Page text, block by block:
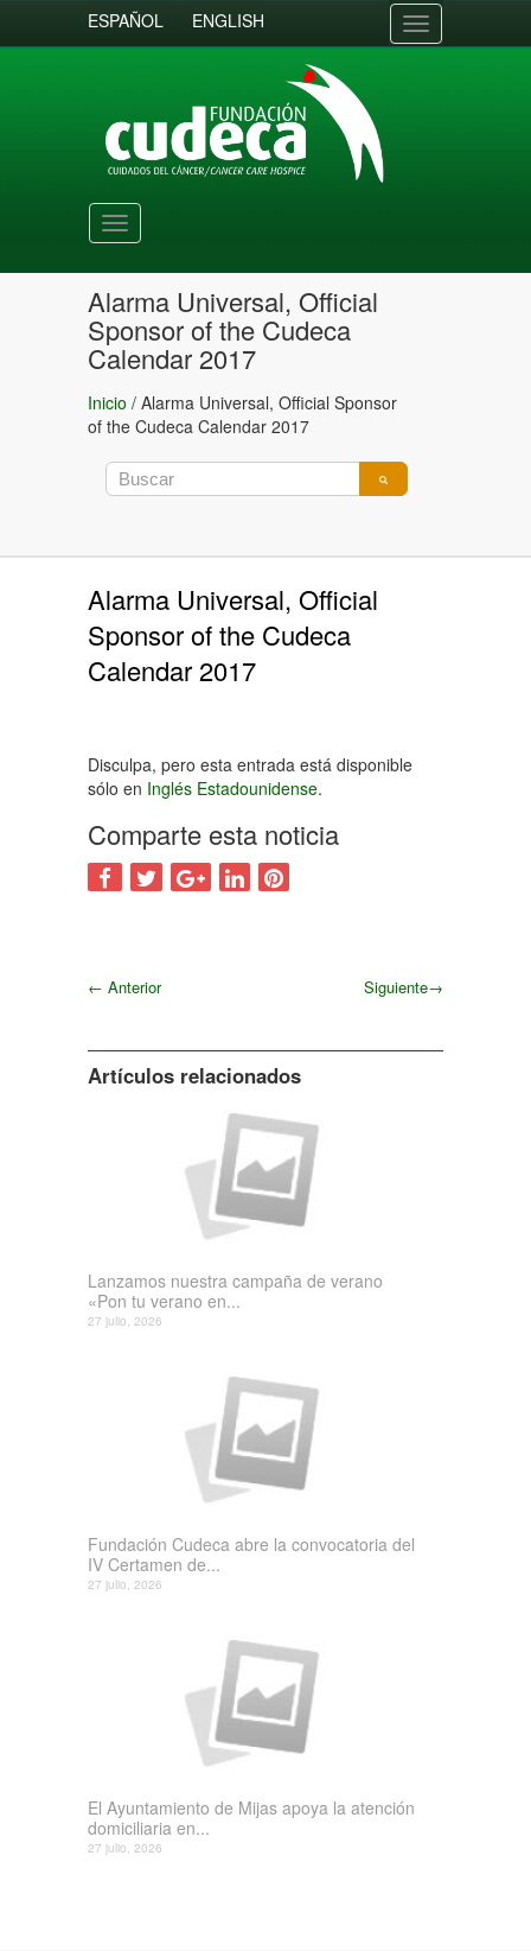
ESPAÑOL ENGLISH
Toggle
navigation
Toggle
navigation
Alarma Universal, Official
Sponsor of the Cudeca
Calendar 2017
Inicio / Alarma Universal, Official Sponsor
of the Cudeca Calendar 2017
Alarma Universal, Official
Sponsor of the Cudeca
Calendar 2017
Disculpa, pero esta entrada está disponible
sólo en Inglés Estadounidense.
Comparte esta noticia
← Anterior Siguiente→
Artículos relacionados
Lanzamos nuestra campaña de verano
«Pon tu verano en...
27 julio, 2026
Fundación Cudeca abre la convocatoria del
IV Certamen de...
27 julio, 2026
El Ayuntamiento de Mijas apoya la atención
domiciliaria en...
27 julio, 2026